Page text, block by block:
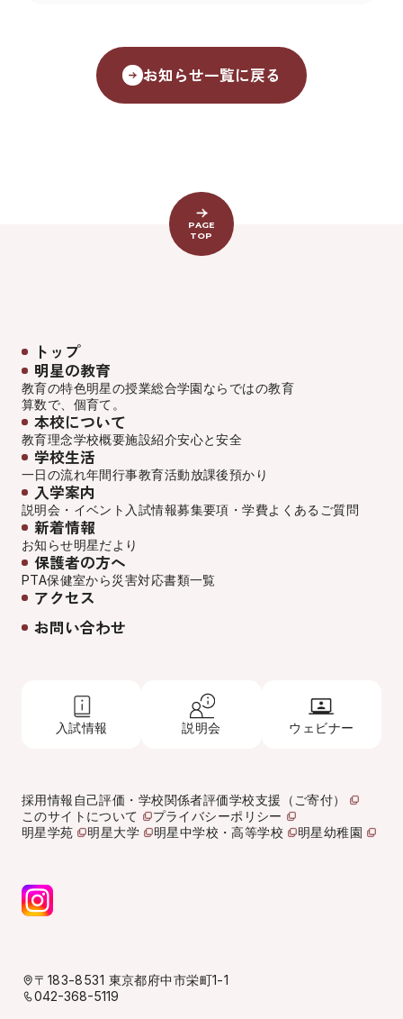
お知らせ一覧に戻る
PAGE
TOP
トップ
明星の教育
教育の特色明星の授業総合学園ならではの教育
算数で、個育て。
本校について
教育理念学校概要施設紹介安心と安全
学校生活
一日の流れ年間行事教育活動放課後預かり
入学案内
説明会・イベント 入試情報募集要項・学費よくあるご質問
新着情報
お知らせ明星だより
保護者の方へ
PTA保健室から災害対応書類一覧
アクセス
お問い合わせ
入試情報 説明会 ウェビナー
〒183-8531 東京都府中市栄町1-1
042-368-5119
採用情報 自己評価・学校関係者評価学校支援（ご寄付）
このサイトについて
プライバシーポリシー
明星学苑
明星大学 明星中学校・高等学校 明星幼稚園